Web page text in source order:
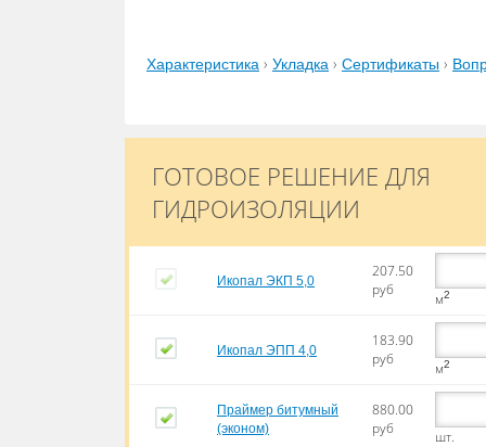
Характеристика › Укладка › Сертификаты ›
ГОТОВОЕ РЕШЕНИЕ ДЛЯ
ГИДРОИЗОЛЯЦИИ
Икопал ЭКП 5,0
207.50
руб
м2
Икопал ЭПП 4,0
183.90
руб
м2
Праймер битумный
(эконом)
880.00
руб
шт.